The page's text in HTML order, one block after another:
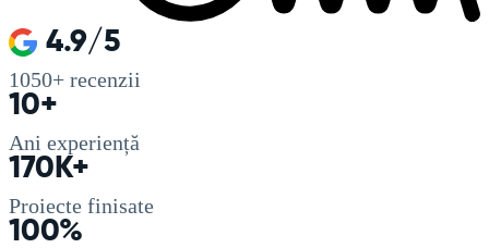
4.9/5
1050+ recenzii
10+
Ani experiență
170K+
Proiecte finisate
100%